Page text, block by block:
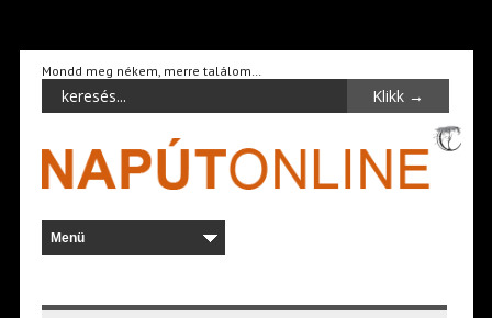
Mondd meg nékem, merre találom…